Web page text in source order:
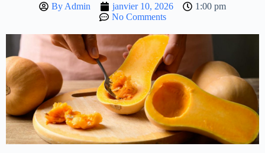
By Admin janvier 10, 2026
1:00 pm
No Comments